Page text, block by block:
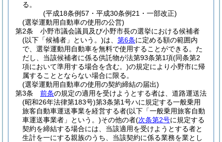
る。
(平成18条例57・平成30条例21・一部改正)
(選挙運動用自動車の使用の公営)
第2条
小野市議会議員及び小野市長の選挙における候補者
(以下「候補者」という。)は、 第6条に定める額の範囲内
で、選挙運動用自動車を無料で使用することができる。 た
だし、当該候補者に係る供託物が法第93条第1項(同条第2
項において準用する場合を含む。)の規定により小野市に帰
属することとならない場合に限る。
(選挙運動用自動車の使用の契約締結の届出)
第3条
前条の規定の適用を受けようとする者は、道路運送法
(昭和26年法律第183号)第3条第1号ハに規定する一般乗用
旅客自動車運送事業を経営する者(以下「一般乗用旅客自動
車運送事業者」という。)その他の者(次条第2号に規定する
契約を締結する場合には、当該適用を受けようとする者と
生計を一にする親族のうち、当該契約に係る業務を業とし